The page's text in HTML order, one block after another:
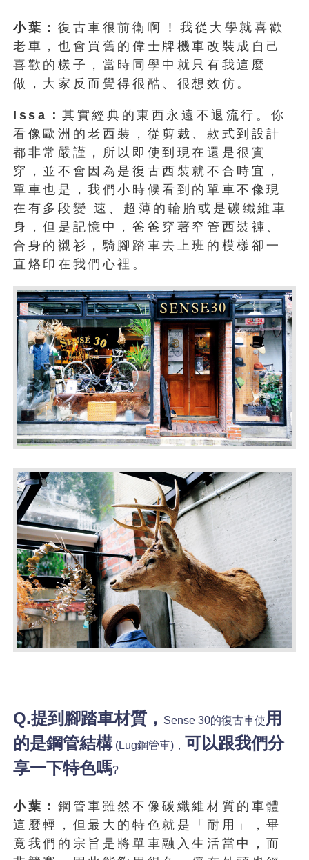
小葉： 復古車很前衛啊 ! 我從大學就喜歡
老車，也會買舊的偉士牌機車改裝成自己
喜歡的樣子，當時同學中就只有我這麼
做，大家反而覺得很酷、很想效仿。
Issa：其實經典的東西永遠不退流行。你
看像歐洲的老西裝，從剪裁、款式到設計
都非常嚴謹，所以即使到現在還是很實
穿，並不會因為是復古西裝就不合時宜，
單車也是，我們小時候看到的單車不像現
在有多段變 速、超薄的輪胎或是碳纖維車
身，但是記憶中，爸爸穿著窄管西裝褲、
合身的襯衫，騎腳踏車去上班的模樣卻一
直烙印在我們心裡。
Q.提到腳踏車材質， Sense 30的復古車使用
的是鋼管結構 (Lug鋼管車)， 可以跟我們分
享一下特色嗎?
小葉： 鋼管車雖然不像碳纖維材質的車體
這麼輕，但最大的特色就是「耐用」，畢
竟我們的宗旨是將單車融入生活當中，而